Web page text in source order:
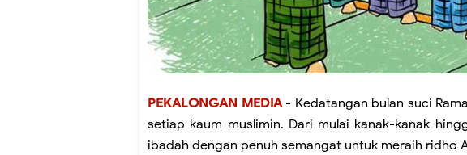
PEKALONGAN MEDIA- Kedatangan bulan suci
setiap kaum muslimin. Dari mulai kanak-kanak
ibadah dengan penuh semangat untuk meraih ridho